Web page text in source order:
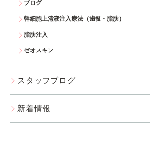
ブログ
幹細胞上清液注入療法（歯髄・脂肪）
脂肪注入
ゼオスキン
スタッフブログ
新着情報